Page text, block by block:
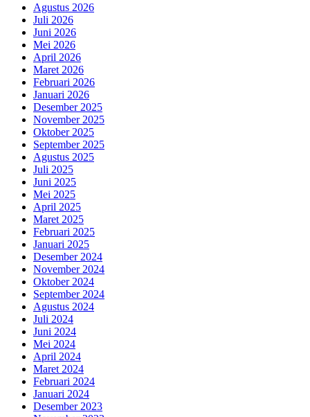
Agustus 2026
Juli 2026
Juni 2026
Mei 2026
April 2026
Maret 2026
Februari 2026
Januari 2026
Desember 2025
November 2025
Oktober 2025
September 2025
Agustus 2025
Juli 2025
Juni 2025
Mei 2025
April 2025
Maret 2025
Februari 2025
Januari 2025
Desember 2024
November 2024
Oktober 2024
September 2024
Agustus 2024
Juli 2024
Juni 2024
Mei 2024
April 2024
Maret 2024
Februari 2024
Januari 2024
Desember 2023